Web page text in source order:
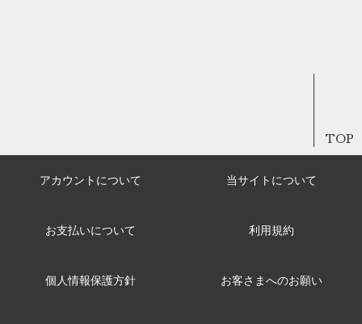
TOP
アカウントについて 当サイトについて
お支払いについて 利用規約
個人情報保護方針 お客さまへのお願い